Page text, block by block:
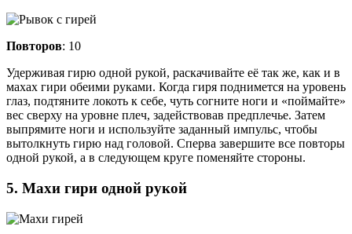
Повторов: 10
Удерживая гирю одной рукой, раскачивайте её так же, как и в
махах гири обеими руками. Когда гиря поднимется на уровень
глаз, подтяните локоть к себе, чуть согните ноги и «поймайте»
вес сверху на уровне плеч, задействовав предплечье. Затем
выпрямите ноги и используйте заданный импульс, чтобы
вытолкнуть гирю над головой. Сперва завершите все повторы
одной рукой, а в следующем круге поменяйте стороны.
5. Махи гири одной рукой